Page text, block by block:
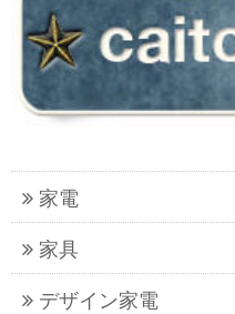
家電
家具
デザイン家電